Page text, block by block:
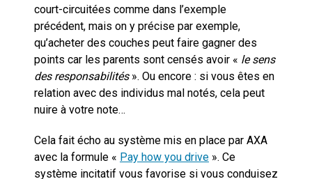
court-circuitées comme dans l’exemple
précédent, mais on y précise par exemple,
qu’acheter des couches peut faire gagner des
points car les parents sont censés avoir « le sens
des responsabilités». Ou encore : si vous êtes en
relation avec des individus mal notés, cela peut
nuire à votre note…
Cela fait écho au système mis en place par AXA
avec la formule « Pay how you drive ». Ce
système incitatif vous favorise si vous conduisez